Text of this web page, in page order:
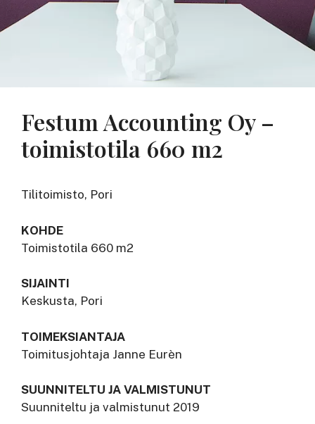
Festum Accounting Oy –
toimistotila 660 m2
Tilitoimisto, Pori
KOHDE
Toimistotila 660 m2
SIJAINTI
Keskusta, Pori
TOIMEKSIANTAJA
Toimitusjohtaja Janne Eurèn
SUUNNITELTU JA VALMISTUNUT
Suunniteltu ja valmistunut 2019